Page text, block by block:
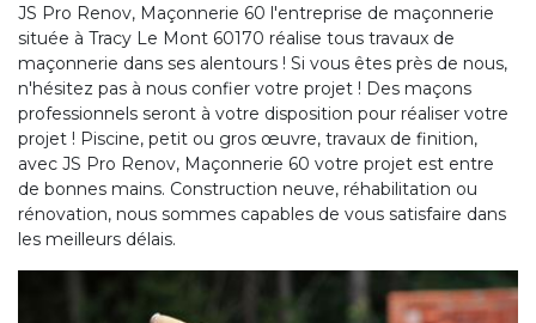
JS Pro Renov, Maçonnerie 60 l'entreprise de maçonnerie
située à Tracy Le Mont 60170 réalise tous travaux de
maçonnerie dans ses alentours ! Si vous êtes près de nous,
n'hésitez pas à nous confier votre projet ! Des maçons
professionnels seront à votre disposition pour réaliser votre
projet ! Piscine, petit ou gros œuvre, travaux de finition,
avec JS Pro Renov, Maçonnerie 60 votre projet est entre
de bonnes mains. Construction neuve, réhabilitation ou
rénovation, nous sommes capables de vous satisfaire dans
les meilleurs délais.